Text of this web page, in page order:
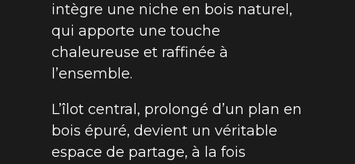
intègre une niche en bois naturel,
qui apporte une touche
chaleureuse et raffinée à
l’ensemble.
L’îlot central, prolongé d’un plan en
bois épuré, devient un véritable
espace de partage, à la fois